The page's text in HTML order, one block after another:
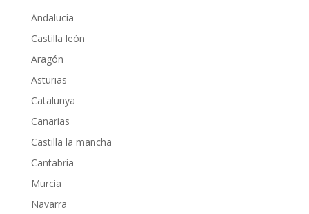
Andalucía
Castilla león
Aragón
Asturias
Catalunya
Canarias
Castilla la mancha
Cantabria
Murcia
Navarra